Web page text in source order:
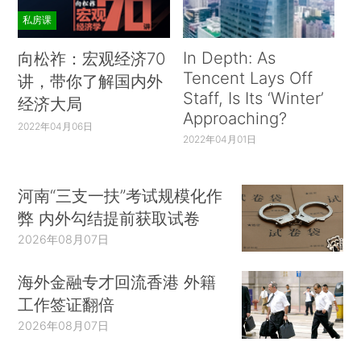
私房课
向松祚：宏观经济70
讲，带你了解国内外
经济大局
2022年04月06日
In Depth: As
Tencent Lays Off
Staff, Is Its ‘Winter’
Approaching?
2022年04月01日
河南“三支一扶”考试规模化作
弊 内外勾结提前获取试卷
2026年08月07日
海外金融专才回流香港 外籍
工作签证翻倍
2026年08月07日